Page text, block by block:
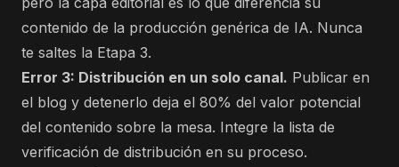
contenido de la producción genérica de IA. Nunca
te saltes la Etapa 3.
Error 3: Distribución en un solo canal. Publicar en
el blog y detenerlo deja el 80% del valor potencial
del contenido sobre la mesa. Integre la lista de
verificación de distribución en su proceso.